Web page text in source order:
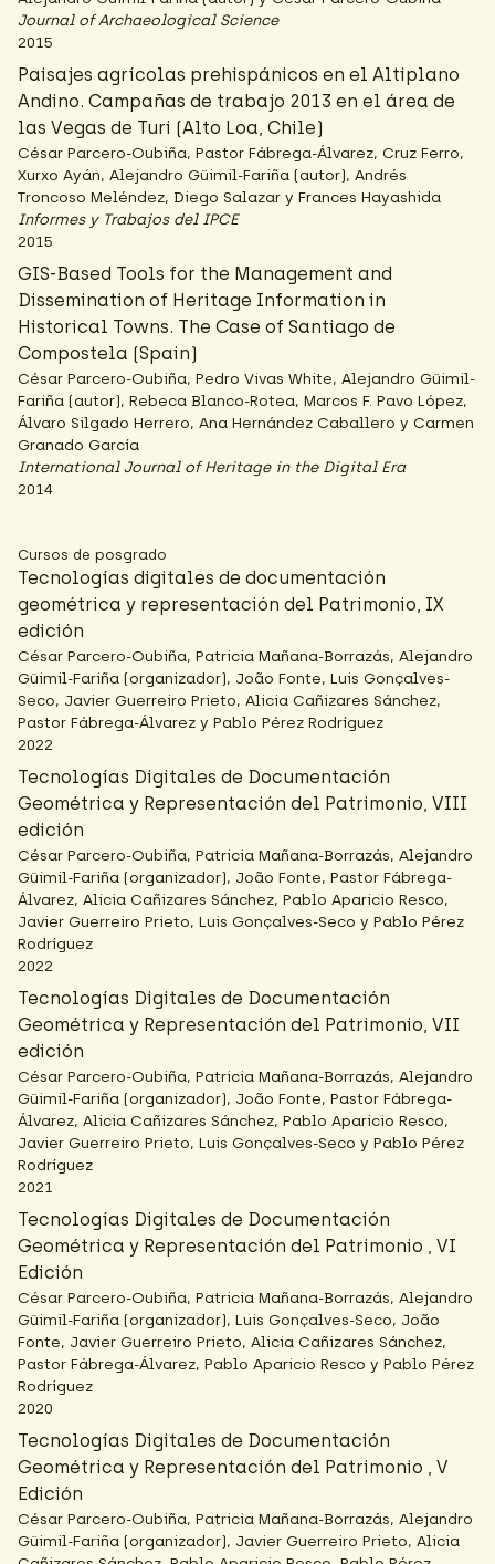
Journal of Archaeological Science
2015
Paisajes agrícolas prehispánicos en el Altiplano
Andino. Campañas de trabajo 2013 en el área de
las Vegas de Turi (Alto Loa, Chile)
César Parcero-Oubiña, Pastor Fábrega-Álvarez, Cruz Ferro,
Xurxo Ayán, Alejandro Güimil-Fariña (autor), Andrés
Troncoso Meléndez, Diego Salazar y Frances Hayashida
Informes y Trabajos del IPCE
2015
GIS-Based Tools for the Management and
Dissemination of Heritage Information in
Historical Towns. The Case of Santiago de
Compostela (Spain)
César Parcero-Oubiña, Pedro Vivas White, Alejandro Güimil-
Fariña (autor), Rebeca Blanco-Rotea, Marcos F. Pavo López,
Álvaro Silgado Herrero, Ana Hernández Caballero y Carmen
Granado García
International Journal of Heritage in the Digital Era
2014
Cursos de posgrado
Tecnologías digitales de documentación
geométrica y representación del Patrimonio, IX
edición
César Parcero-Oubiña, Patricia Mañana-Borrazás, Alejandro
Güimil-Fariña (organizador), João Fonte, Luis Gonçalves-
Seco, Javier Guerreiro Prieto, Alicia Cañizares Sánchez,
Pastor Fábrega-Álvarez y Pablo Pérez Rodríguez
2022
Tecnologías Digitales de Documentación
Geométrica y Representación del Patrimonio, VIII
edición
César Parcero-Oubiña, Patricia Mañana-Borrazás, Alejandro
Güimil-Fariña (organizador), João Fonte, Pastor Fábrega-
Álvarez, Alicia Cañizares Sánchez, Pablo Aparicio Resco,
Javier Guerreiro Prieto, Luis Gonçalves-Seco y Pablo Pérez
Rodríguez
2022
Tecnologías Digitales de Documentación
Geométrica y Representación del Patrimonio, VII
edición
César Parcero-Oubiña, Patricia Mañana-Borrazás, Alejandro
Güimil-Fariña (organizador), João Fonte, Pastor Fábrega-
Álvarez, Alicia Cañizares Sánchez, Pablo Aparicio Resco,
Javier Guerreiro Prieto, Luis Gonçalves-Seco y Pablo Pérez
Rodríguez
2021
Tecnologías Digitales de Documentación
Geométrica y Representación del Patrimonio , VI
Edición
César Parcero-Oubiña, Patricia Mañana-Borrazás, Alejandro
Güimil-Fariña (organizador), Luis Gonçalves-Seco, João
Fonte, Javier Guerreiro Prieto, Alicia Cañizares Sánchez,
Pastor Fábrega-Álvarez, Pablo Aparicio Resco y Pablo Pérez
Rodríguez
2020
Tecnologías Digitales de Documentación
Geométrica y Representación del Patrimonio , V
Edición
César Parcero-Oubiña, Patricia Mañana-Borrazás, Alejandro
Güimil-Fariña (organizador), Javier Guerreiro Prieto, Alicia